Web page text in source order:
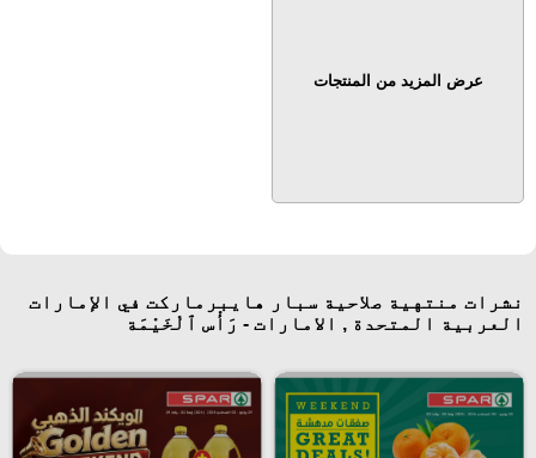
عرض المزيد من المنتجات
نشرات منتهية صلاحية سبار هايبرماركت في الإمارات
العربية المتحدة , الامارات - رَأْس ٱلْخَيْمَة